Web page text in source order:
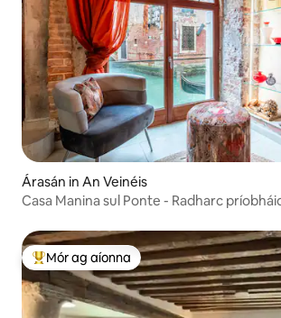
Árasán in An Veinéis
Casa Manina sul Ponte - Radharc
An-mhór ag aíonna
Mór ag aíonna